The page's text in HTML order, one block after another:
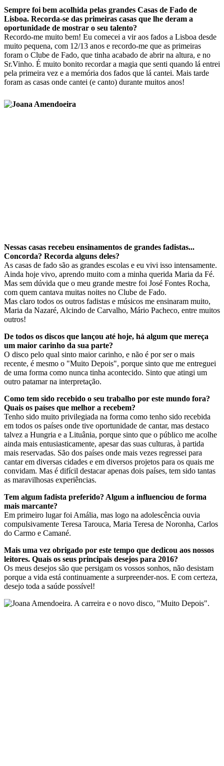
Sempre foi bem acolhida pelas grandes Casas de Fado de
Lisboa. Recorda-se das primeiras casas que lhe deram a
oportunidade de mostrar o seu talento?
Recordo-me muito bem! Eu comecei a vir aos fados a Lisboa desde
muito pequena, com 12/13 anos e recordo-me que as primeiras
foram o Clube de Fado, que tinha acabado de abrir na altura, e no
Sr.Vinho. É muito bonito recordar a magia que senti quando lá entrei
pela primeira vez e a memória dos fados que lá cantei. Mais tarde
foram as casas onde cantei (e canto) durante muitos anos!
Nessas casas recebeu ensinamentos de grandes fadistas...
Concorda? Recorda alguns deles?
As casas de fado são as grandes escolas e eu vivi isso intensamente.
Ainda hoje vivo, aprendo muito com a minha querida Maria da Fé.
Mas sem dúvida que o meu grande mestre foi José Fontes Rocha,
com quem cantava muitas noites no Clube de Fado.
Mas claro todos os outros fadistas e músicos me ensinaram muito,
Maria da Nazaré, Alcindo de Carvalho, Mário Pacheco, entre muitos
outros!
De todos os discos que lançou até hoje, há algum que mereça
um maior carinho da sua parte?
O disco pelo qual sinto maior carinho, e não é por ser o mais
recente, é mesmo o "Muito Depois", porque sinto que me entreguei
de uma forma como nunca tinha acontecido. Sinto que atingi um
outro patamar na interpretação.
Como tem sido recebido o seu trabalho por este mundo fora?
Quais os países que melhor a recebem?
Tenho sido muito privilegiada na forma como tenho sido recebida
em todos os países onde tive oportunidade de cantar, mas destaco
talvez a Hungria e a Lituânia, porque sinto que o público me acolhe
ainda mais entusiasticamente, apesar das suas culturas, à partida
mais reservadas. São dos países onde mais vezes regressei para
cantar em diversas cidades e em diversos projetos para os quais me
convidam. Mas é difícil destacar apenas dois países, tem sido tantas
as maravilhosas experiências.
Tem algum fadista preferido? Algum a influenciou de forma
mais marcante?
Em primeiro lugar foi Amália, mas logo na adolescência ouvia
compulsivamente Teresa Tarouca, Maria Teresa de Noronha, Carlos
do Carmo e Camané.
Mais uma vez obrigado por este tempo que dedicou aos nossos
leitores. Quais os seus principais desejos para 2016?
Os meus desejos são que persigam os vossos sonhos, não desistam
porque a vida está continuamente a surpreender-nos. E com certeza,
desejo toda a saúde possível!